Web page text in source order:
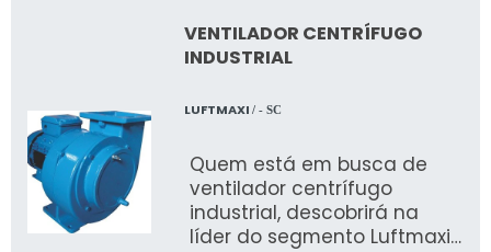
VENTILADOR CENTRÍFUGO
INDUSTRIAL
LUFTMAXI / - SC
Quem está em busca de
ventilador centrífugo
industrial, descobrirá na
líder do segmento Luftmaxi.